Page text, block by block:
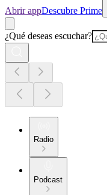
Abrir appDescubre Prime
¿Qué deseas escuchar?
Radio
Podcast